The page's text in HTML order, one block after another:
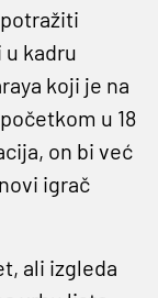
kadru
koji je na
u 18
on bi već
igrač
ali izgleda